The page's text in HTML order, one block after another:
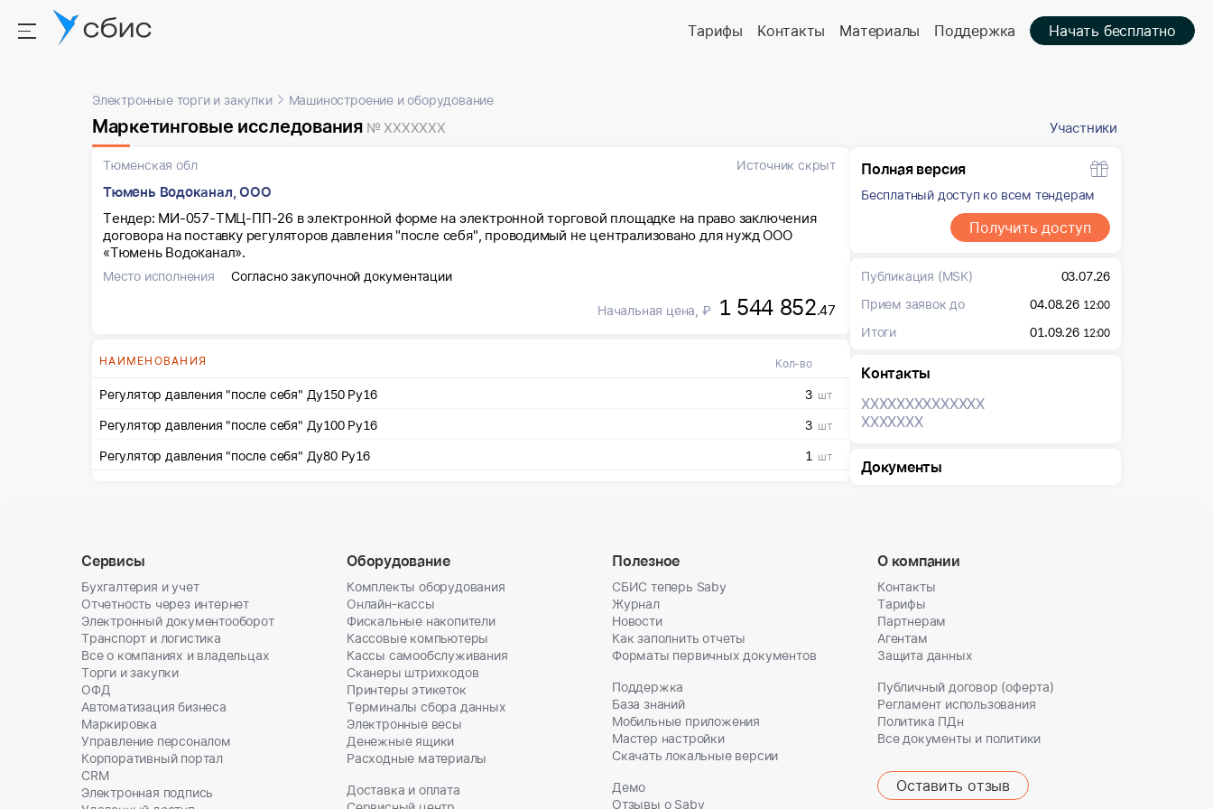
Тарифы Контакты Материалы Поддержка Начать бесплатно
Электронные торги и закупки Машиностроение и оборудование
Маркетинговые исследования № XXXXXXX Участники
Тюменская обл Источник скрыт
Тюмень Водоканал, ООО
Тендер: МИ-057-ТМЦ-ПП-26 в электронной форме на электронной торговой площадке на право заключения
договора на поставку регуляторов давления "после себя", проводимый не централизовано для нужд ООО
«Тюмень Водоканал».
Место исполнения Согласно закупочной документации
Начальная цена, ₽ 1 544 852.47
НАИМЕНОВАНИЯ Кол-во
Регулятор давления "после себя" Ду150 Ру16 3 шт
Регулятор давления "после себя" Ду100 Ру16 3 шт
Регулятор давления "после себя" Ду80 Ру16 1 шт
Полная версия
Бесплатный доступ ко всем тендерам
Получить доступ
Публикация (MSK)
03.07.26
Прием заявок до
04.08.26 12:00
Итоги 01.09.26 12:00
Контакты
XXXXXXXXXXXXXX
XXXXXXX
Документы
Сервисы
Бухгалтерия и учет
Отчетность через интернет
Электронный документооборот
Транспорт и логистика
Все о компаниях и владельцах
Торги и закупки
ОФД
Автоматизация бизнеса
Маркировка
Управление персоналом
Корпоративный портал
CRM
Электронная подпись
Оборудование
Комплекты оборудования
Онлайн-кассы
Фискальные накопители
Кассовые компьютеры
Кассы самообслуживания
Сканеры штрихкодов
Принтеры этикеток
Терминалы сбора данных
Электронные весы
Денежные ящики
Расходные материалы
Доставка и оплата
Полезное
СБИС теперь Saby
Журнал
Новости
Как заполнить отчеты
Форматы первичных документов
Поддержка
База знаний
Мобильные приложения
Мастер настройки
Скачать локальные версии
Демо
Отзывы о Saby
О компании
Контакты
Тарифы
Партнерам
Агентам
Защита данных
Публичный договор (оферта)
Регламент использования
Политика ПДн
Все документы и политики
Оставить отзыв